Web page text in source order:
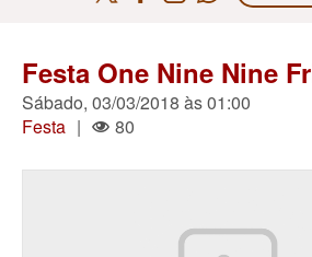
Festa One Nine Nine
Sábado, 03/03/2018 às 01:00
Festa | 80